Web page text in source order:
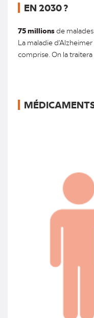
EN 2030 ?
75 millionsde
La maladie
comprise. On la